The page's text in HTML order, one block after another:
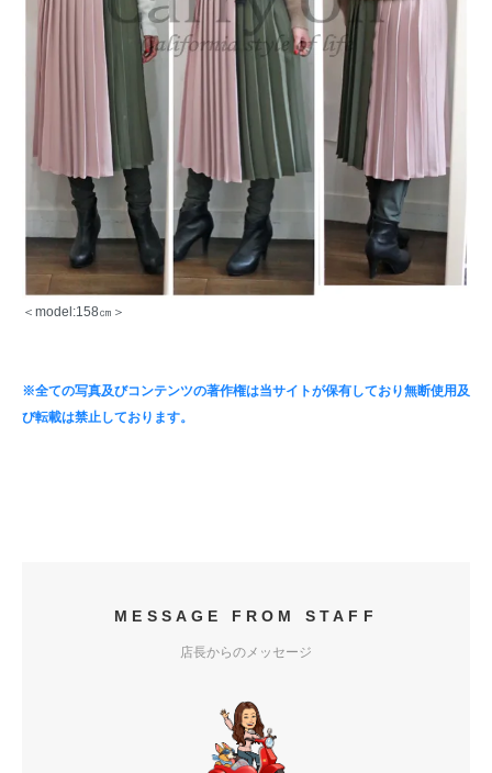
＜model:158㎝＞
※全ての写真及びコンテンツの著作権は当サイトが保有しており無断使用及
び転載は禁止しております。
MESSAGE FROM STAFF
店長からのメッセージ